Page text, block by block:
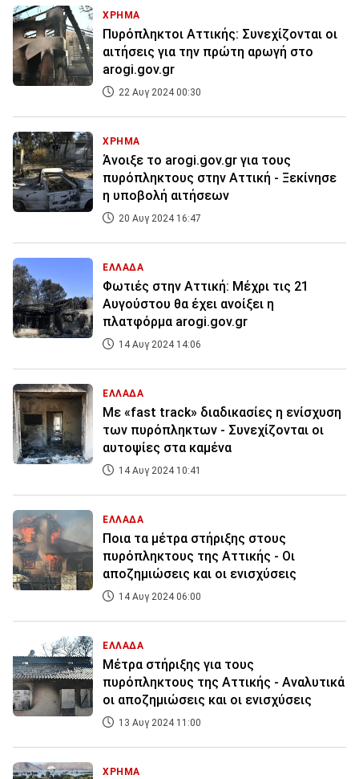
ΧΡΗΜΑ
Πυρόπληκτοι Αττικής: Συνεχίζονται οι
αιτήσεις για την πρώτη αρωγή στο
arogi.gov.gr
22 Αυγ 2024 00:30
ΧΡΗΜΑ
Άνοιξε το arogi.gov.gr για τους
πυρόπληκτους στην Αττική - Ξεκίνησε
η υποβολή αιτήσεων
20 Αυγ 2024 16:47
ΕΛΛΑΔΑ
Φωτιές στην Αττική: Μέχρι τις 21
Αυγούστου θα έχει ανοίξει η
πλατφόρμα arogi.gov.gr
14 Αυγ 2024 14:06
ΕΛΛΑΔΑ
Με «fast track» διαδικασίες η ενίσχυση
των πυρόπληκτων - Συνεχίζονται οι
αυτοψίες στα καμένα
14 Αυγ 2024 10:41
ΕΛΛΑΔΑ
Ποια τα μέτρα στήριξης στους
πυρόπληκτους της Αττικής - Οι
αποζημιώσεις και οι ενισχύσεις
14 Αυγ 2024 06:00
ΕΛΛΑΔΑ
Μέτρα στήριξης για τους
πυρόπληκτους της Αττικής - Αναλυτικά
οι αποζημιώσεις και οι ενισχύσεις
13 Αυγ 2024 11:00
ΧΡΗΜΑ